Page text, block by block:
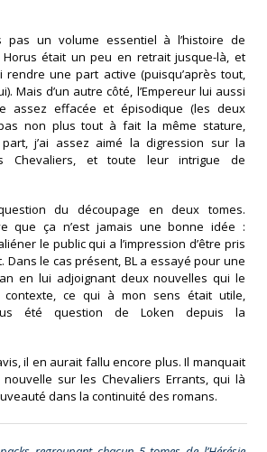
pas un volume essentiel à l’histoire de
Horus était un peu en retrait jusque-là, et
rendre une part active (puisqu’après tout,
Mais d’un autre côté, l’Empereur lui aussi
assez effacée et épisodique (les deux
non plus tout à fait la même stature,
j’ai assez aimé la digression sur la
Chevaliers, et toute leur intrigue de
du découpage en deux tomes.
que ça n’est jamais une bonne idée :
le public qui a l’impression d’être pris
Dans le cas présent, BL a essayé pour une
en lui adjoignant deux nouvelles qui le
contexte, ce qui à mon sens était utile,
été question de Loken depuis la
il en aurait fallu encore plus. Il manquait
sur les Chevaliers Errants, qui là
dans la continuité des romans.